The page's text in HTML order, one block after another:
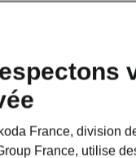
France, division
France, utilise